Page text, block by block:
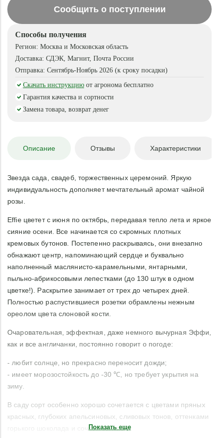
Сообщить о поступлении
Способы получения
Регион: Москва и Московская область
Доставка: СДЭК, Магнит, Почта России
Отправка: Сентябрь-Ноябрь 2026 (к сроку посадки)
Скачать инструкцию от агронома бесплатно
Гарантия качества и сортности
Замена товара, возврат денег
Описание Отзывы Характеристики
Звезда сада, свадеб, торжественных церемоний. Яркую
индивидуальность дополняет мечтательный аромат чайной
розы.
Effie цветет с июня по октябрь, передавая тепло лета и яркое
сияние осени. Все начинается со скромных плотных
кремовых бутонов. Постепенно раскрываясь, они внезапно
обнажают центр, напоминающий сердце и буквально
наполненный маслянисто-карамельными, янтарными,
пыльно-абрикосовыми лепестками (до 130 штук в одном
цветке!). Раскрытие занимает от трех до четырех дней.
Полностью распустившиеся розетки обрамлены нежным
ореолом цвета слоновой кости. ​
Очаровательная, эффектная, даже немного вычурная Эффи,
как и все англичанки, постоянно говорит о погоде:
- любит солнце, но прекрасно переносит дожди;
- имеет морозостойкость до -30 ℃, но требует укрытия на
зиму.
В саду сорт особенно хорошо сочетается с цветами пряных
красных, глубоких апельсиновых, сливовых тонов, оттенками
горького шоколада и сочной зеленью.
Показать еще